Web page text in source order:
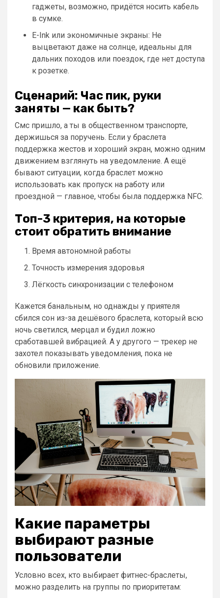
гаджеты, возможно, придётся носить кабель
в сумке.
E-Ink или экономичные экраны: Не
выцветают даже на солнце, идеальны для
дальних походов или поездок, где нет доступа
к розетке.
Сценарий: Час пик, руки
заняты — как быть?
Смс пришло, а ты в общественном транспорте,
держишься за поручень. Если у браслета
поддержка жестов и хороший экран, можно одним
движением взглянуть на уведомление. А ещё
бывают ситуации, когда браслет можно
использовать как пропуск на работу или
проездной — главное, чтобы была поддержка NFC.
Топ-3 критерия, на которые
стоит обратить внимание
Время автономной работы
Точность измерения здоровья
Лёгкость синхронизации с телефоном
Кажется банальным, но однажды у приятеля
сбился сон из-за дешёвого браслета, который всю
ночь светился, мерцал и будил ложно
сработавшей вибрацией. А у другого — трекер не
захотел показывать уведомления, пока не
обновили приложение.
Какие параметры
выбирают разные
пользователи
Условно всех, кто выбирает фитнес-браслеты,
можно разделить на группы по приоритетам: